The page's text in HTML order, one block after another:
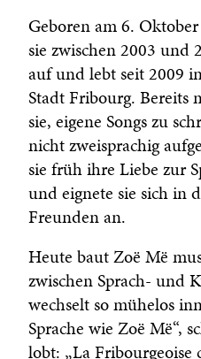
Geboren am 6.
sie zwischen 2003 und
auf und lebt seit 2009
Stadt Fribourg. Bereits
sie, eigene Songs zu
nicht zweisprachig
sie früh ihre Liebe zur
und eignete sie sich in
Freunden an.
Heute baut Zoë Më
zwischen Sprach- und
wechselt so mühelos
Sprache wie Zoë Më“,
lobt: „La Fribourgeoise